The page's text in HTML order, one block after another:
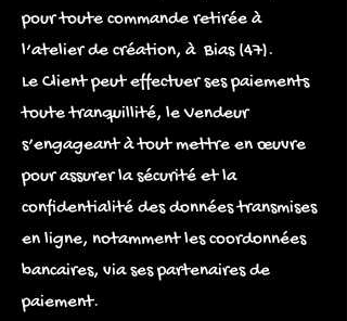
pour toute commande retirée à
l’atelier de création, à Bias (47).
Le Client peut effectuer ses paiements
toute tranquillité, le Vendeur
s’engageant à tout mettre en œuvre
pour assurer la sécurité et la
confidentialité des données transmises
en ligne, notamment les coordonnées
bancaires, via ses partenaires de
paiement.